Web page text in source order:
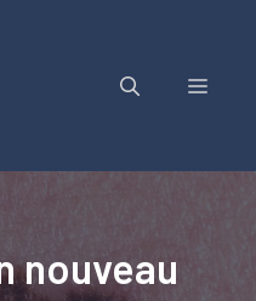
Menu
nouveau